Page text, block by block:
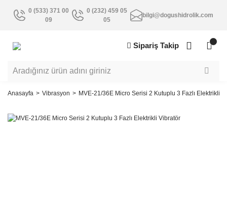
0 (533) 371 00
09
0 (232) 459 05
05
bilgi@dogushidrolik.com
Sipariş Takip
Anasayfa Vibrasyon MVE-21/36E Micro Serisi 2 Kutuplu 3 Fazlı Elektrikli